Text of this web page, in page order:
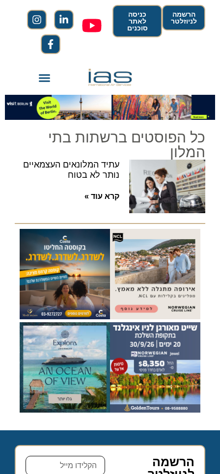
הרשמה
לניוזלטר
כניסה
לאתר
סוכנים
כל הפוסטים ברשתות בתי
המלון
עתיד המלונאים העצמאיים
נותר לא בטוח
קרא עוד »
הרשמה